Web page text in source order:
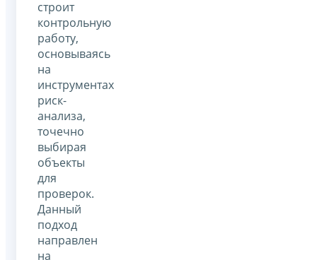
строит
контрольную
работу,
основываясь
на
инструментах
риск-
анализа,
точечно
выбирая
объекты
для
проверок.
Данный
подход
направлен
на